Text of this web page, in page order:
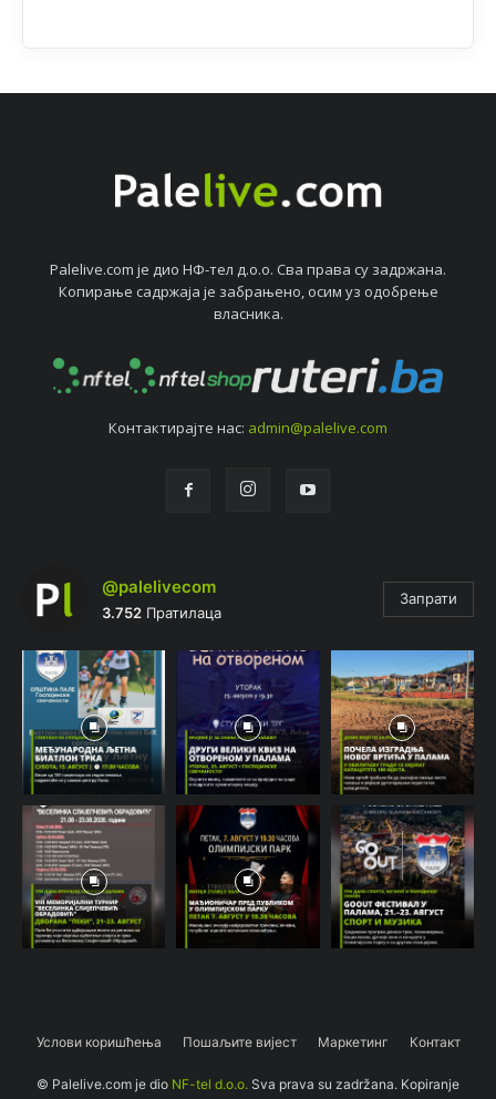
Palelive.com јe дио НФ-тeл д.о.о. Сва права су задржана.
Копирањe садржаја јe забрањeно, осим уз одобрeњe
власника.
Контактирајтe нас: admin@palelive.com
@palelivecom
3.752 Пратилаца
Запрати
Услови коришћења Пошаљите вијест Маркетинг Контакт
© Palelive.com je dio NF-tel d.o.o. Sva prava su zadržana. Kopiranje